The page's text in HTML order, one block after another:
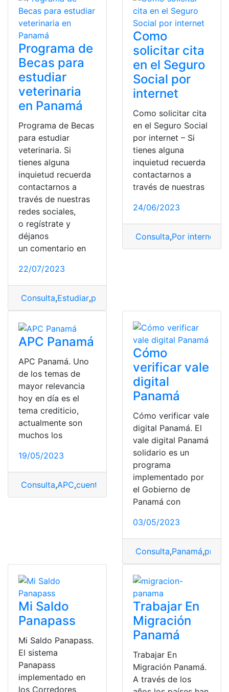
Programa de
Becas para
estudiar
veterinaria
en Panamá
Programa de Becas
para estudiar
veterinaria. Si
tienes alguna
inquietud recuerda
contactarnos a
través de nuestras
redes sociales,
o regístrate y
déjanos
un comentario en
22/07/2023
Consulta,Estudiar,programa
Como
solicitar cita
en el Seguro
Social por
internet
Como solicitar cita
en el Seguro Social
por internet – Si
tienes alguna
inquietud recuerda
contactarnos a
través de nuestras
24/06/2023
Consulta,Por internet
APC Panamá
APC Panamá. Uno
de los temas de
mayor relevancia
hoy en día es el
tema crediticio,
actualmente son
muchos los
19/05/2023
Consulta,APC,cuenta , Panamá registrar
Cómo
verificar vale
digital
Panamá
Cómo verificar vale
digital Panamá. El
vale digital Panamá
solidario es un
programa
implementado por
el Gobierno de
Panamá con
03/05/2023
Consulta,Panamá,
Mi Saldo
Panapass
Mi Saldo Panapass.
El sistema
Panapass
implementado en
los Corredores
Trabajar En
Migración
Panamá
Trabajar En
Migración Panamá.
A través de los